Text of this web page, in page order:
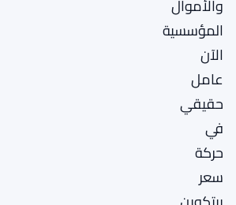
والأموال
المؤسسية
الآن
عامل
حقيقي
في
حركة
سعر